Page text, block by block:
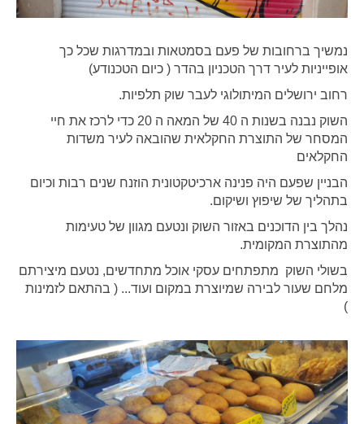
נמשיך ברחובות של פעם בסמטאות ובמדרגות שכל כך
אופייניות לעיר דרך הטכניון בהדר ( כיום הטכנודע)
רחוב ירושלים המיתולוגי לעבר שוק תלפיות.
השוק נבנה בשנות ה 40 של המאה ה 20 כדי לרכז את חיי
המסחר של התוצרת החקלאית שהובאה לעיר משדות
החקלאים
הבניין שפעם היה פנינה ארכיטקטונית הוזנח שנים רבות וכיום
בתהליך של שיפוץ ושיקום.
נהלך בין הדוכנים באזור השוק ונטעם מגוון של טעימות
מהתוצרת המקומית.
בשולי השוק מתפתחים עסקי אוכל מתחדשים, נטעם מיצירתם
מלחם שעור לבירה שמיוצרת במקום ועוד... ( בהתאם לזמינות
)